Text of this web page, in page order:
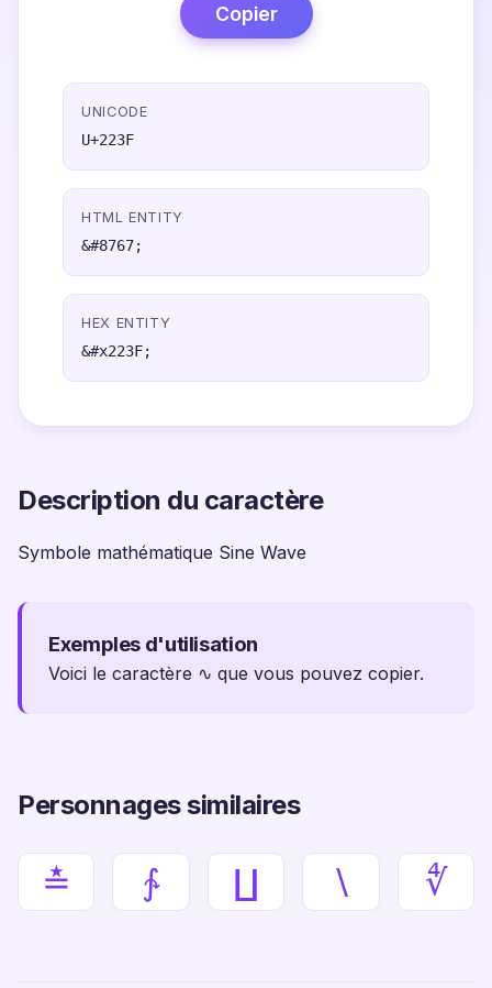
Copier
UNICODE
U+223F
HTML ENTITY
&#8767;
HEX ENTITY
&#x223F;
Description du caractère
Symbole mathématique Sine Wave
Exemples d'utilisation
Voici le caractère ∿ que vous pouvez copier.
Personnages similaires
≛ ∱ ∐ ∖ ∜